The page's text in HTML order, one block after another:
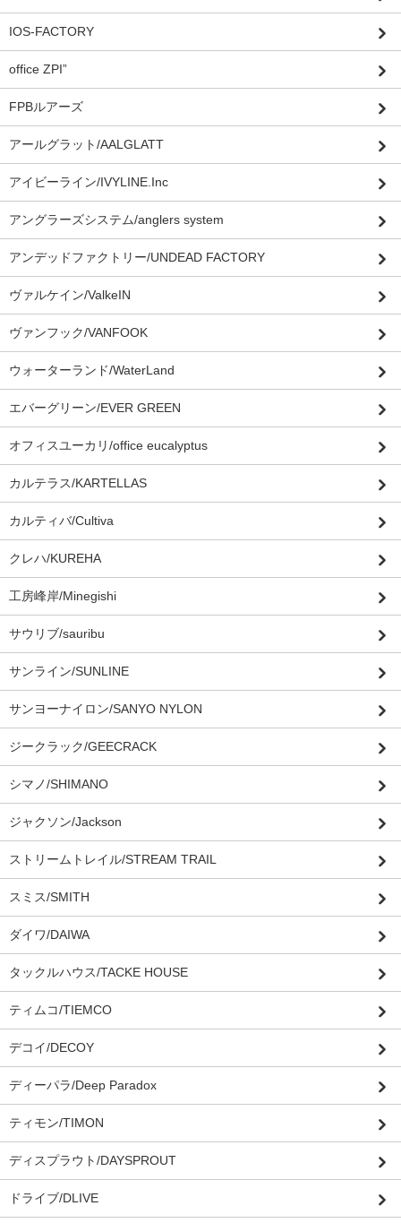
IOS-FACTORY
office ZPI”
FPBルアーズ
アールグラット/AALGLATT
アイビーライン/IVYLINE.Inc
アングラーズシステム/anglers system
アンデッドファクトリー/UNDEAD FACTORY
ヴァルケイン/ValkeIN
ヴァンフック/VANFOOK
ウォーターランド/WaterLand
エバーグリーン/EVER GREEN
オフィスユーカリ/office eucalyptus
カルテラス/KARTELLAS
カルティバ/Cultiva
クレハ/KUREHA
工房峰岸/Minegishi
サウリブ/sauribu
サンライン/SUNLINE
サンヨーナイロン/SANYO NYLON
ジークラック/GEECRACK
シマノ/SHIMANO
ジャクソン/Jackson
ストリームトレイル/STREAM TRAIL
スミス/SMITH
ダイワ/DAIWA
タックルハウス/TACKE HOUSE
ティムコ/TIEMCO
デコイ/DECOY
ディーパラ/Deep Paradox
ティモン/TIMON
ディスプラウト/DAYSPROUT
ドライブ/DLIVE